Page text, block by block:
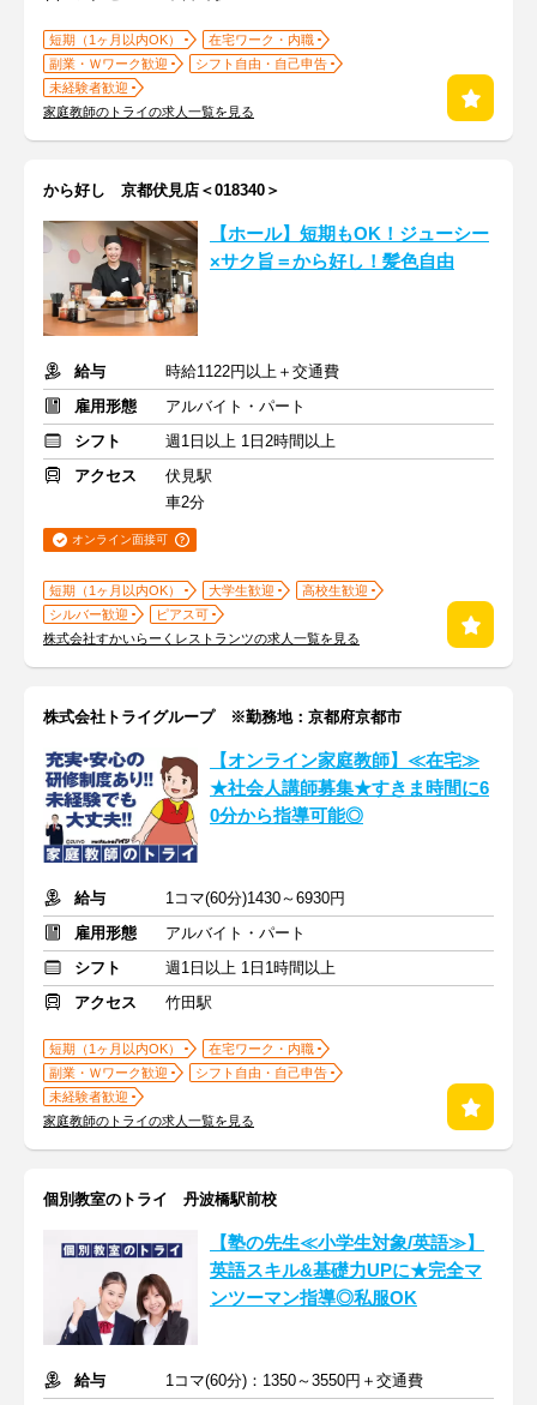
短期（1ヶ月以内OK）
在宅ワーク・内職
副業・Ｗワーク歓迎
シフト自由・自己申告
未経験者歓迎
家庭教師のトライの求人一覧を見る
から好し 京都伏見店＜018340＞
【ホール】短期もOK！ジューシー
×サク旨＝から好し！髪色自由
給与
時給1122円以上＋交通費
雇用形態
アルバイト・パート
シフト
週1日以上 1日2時間以上
アクセス
伏見駅
車2分
オンライン面接可
短期（1ヶ月以内OK） 大学生歓迎
高校生歓迎
シルバー歓迎
ピアス可
株式会社すかいらーくレストランツの求人一覧を見る
株式会社トライグループ ※勤務地：京都府京都市
【オンライン家庭教師】≪在宅≫
★社会人講師募集★すきま時間に6
0分から指導可能◎
給与
1コマ(60分)1430～6930円
雇用形態
アルバイト・パート
シフト
週1日以上 1日1時間以上
アクセス
竹田駅
短期（1ヶ月以内OK）
在宅ワーク・内職
副業・Ｗワーク歓迎
シフト自由・自己申告
未経験者歓迎
家庭教師のトライの求人一覧を見る
個別教室のトライ 丹波橋駅前校
【塾の先生≪小学生対象/英語≫】
英語スキル&基礎力UPに★完全マ
ンツーマン指導◎私服OK
給与
1コマ(60分)：1350～3550円＋交通費